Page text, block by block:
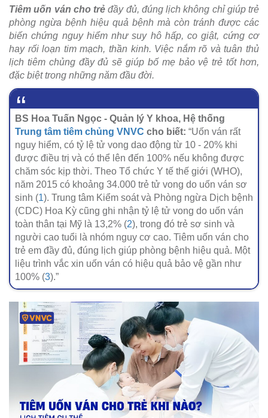
Tiêm uốn ván cho trẻđầy đủ, đúng lịch không chỉ giúp trẻ
phòng ngừa bệnh hiệu quả bệnh mà còn tránh được các
biến chứng nguy hiểm như suy hô hấp, co giật, cứng cơ
hay rối loạn tim mạch, thần kinh. Việc nắm rõ và tuân thủ
lịch tiêm chủng đầy đủ sẽ giúp bố mẹ bảo vệ trẻ tốt hơn,
đặc biệt trong những năm đầu đời.
BS Hoa Tuấn Ngọc - Quản lý Y khoa, Hệ thống
Trung tâm tiêm chủng VNVC cho biết: “Uốn ván rất
nguy hiểm, có tỷ lệ tử vong dao động từ 10 - 20% khi
được điều trị và có thể lên đến 100% nếu không được
chăm sóc kịp thời. Theo Tổ chức Y tế thế giới (WHO),
năm 2015 có khoảng 34.000 trẻ tử vong do uốn ván sơ
sinh (1). Trung tâm Kiểm soát và Phòng ngừa Dịch bệnh
(CDC) Hoa Kỳ cũng ghi nhận tỷ lệ tử vong do uốn ván
toàn thân tại Mỹ là 13,2% (2), trong đó trẻ sơ sinh và
người cao tuổi là nhóm nguy cơ cao. Tiêm uốn ván cho
trẻ em đầy đủ, đúng lịch giúp phòng bệnh hiệu quả. Một
liệu trình vắc xin uốn ván có hiệu quả bảo vệ gần như
100% (3).”